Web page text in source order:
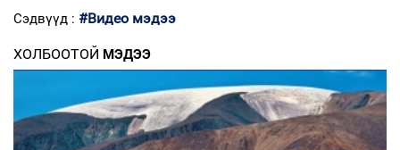
Сэдвүүд : #Видео мэдээ
ХОЛБООТОЙ МЭДЭЭ